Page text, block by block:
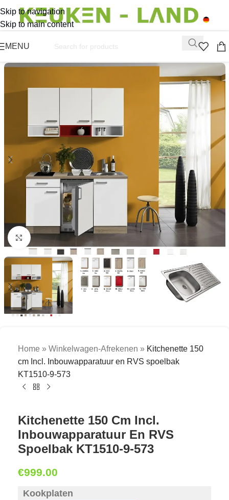
Skip to navigation
Skip to main content
MENU
Click to enlarge
Home » Winkelwagen-Afrekenen » Kitchenette 150
cm Incl. Inbouwapparatuur en RVS spoelbak
KT1510-9-573
Kitchenette 150 Cm Incl.
Inbouwapparatuur En RVS
Spoelbak KT1510-9-573
€999.00
Kookplaten